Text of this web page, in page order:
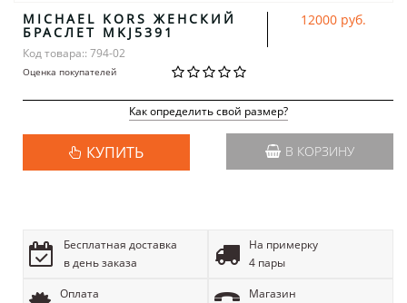
MICHAEL KORS ЖЕНСКИЙ
БРАСЛЕТ MKJ5391
Код товара:: 794-02
Оценка покупателей
12000 руб.
Как определить свой размер?
КУПИТЬ В КОРЗИНУ
Бесплатная доставка
в день заказа
На примерку
4 пары
Оплата
Магазин